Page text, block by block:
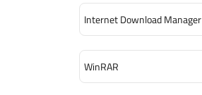
Internet Download Manager
WinRAR